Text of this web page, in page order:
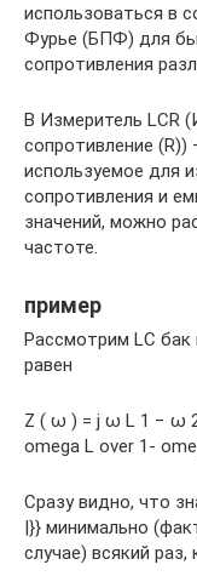
использоваться в
Фурье (БПФ) для
сопротивления
В Измеритель LCR
сопротивление
используемое для
сопротивления и
значений, можно
частоте.
пример
Рассмотрим LC
равен
Z ( ω ) = j ω L 1 − ω
omega L over 1-
Сразу видно, что
|}} минимально
случае) всякий раз,